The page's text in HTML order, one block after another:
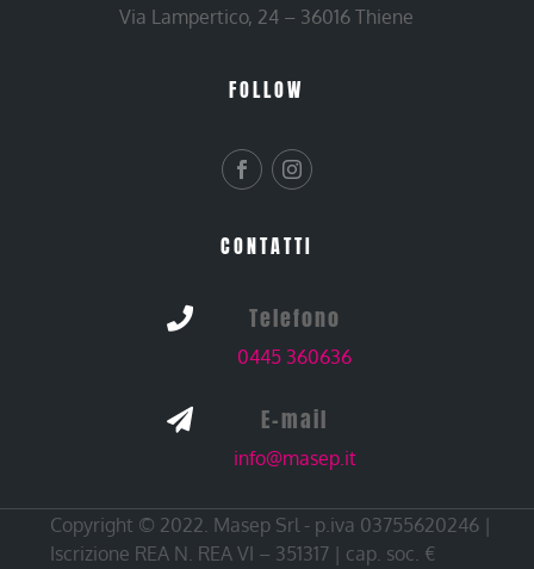
Via Lampertico, 24 – 36016 Thiene
FOLLOW
CONTATTI
 Telefono
0445 360636
 E-mail
info@masep.it
Copyright © 2022. Masep Srl - p.iva 03755620246 |
Iscrizione REA N. REA VI – 351317 | cap. soc. €